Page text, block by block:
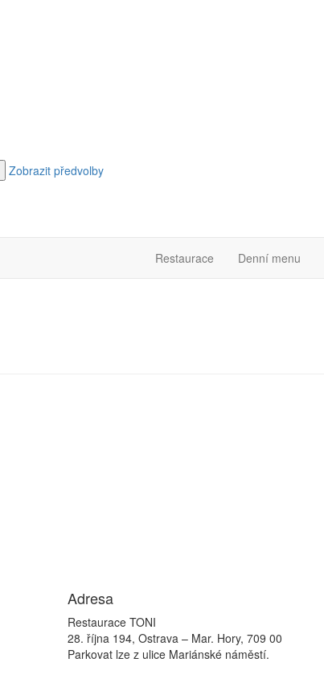
Zobrazit předvolby
Restaurace Denní menu
Adresa
Restaurace TONI
28. října 194, Ostrava – Mar. Hory, 709 00
Parkovat lze z ulice Mariánské náměstí.